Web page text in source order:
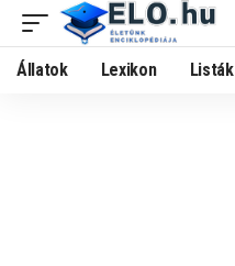
Állatok Lexikon Listák